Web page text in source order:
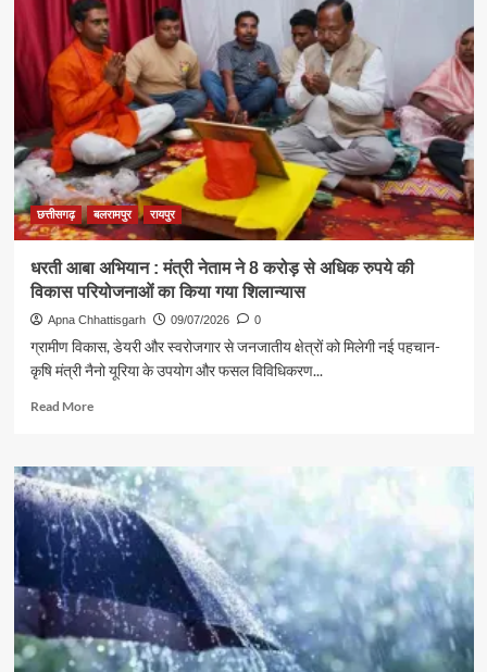
में
गुणवत्ता
एवं
मानक
अनुरूप
पोषण
आहार
उपलब्ध,
सुरहूलखास
मामले
में
जांच
तथ्य
स्पष्ट
छत्तीसगढ़ बलरामपुर रायपुर
धरती आबा अभियान : मंत्री नेताम ने 8 करोड़ से अधिक रुपये की
विकास परियोजनाओं का किया गया शिलान्यास
Apna Chhattisgarh 09/07/2026 0
ग्रामीण विकास, डेयरी और स्वरोजगार से जनजातीय क्षेत्रों को मिलेगी नई पहचान-
कृषि मंत्री नैनो यूरिया के उपयोग और फसल विविधिकरण...
Read MoreRead
धरती
आबा
अभियान
:
मंत्री
नेताम
ने
8
करोड़
से